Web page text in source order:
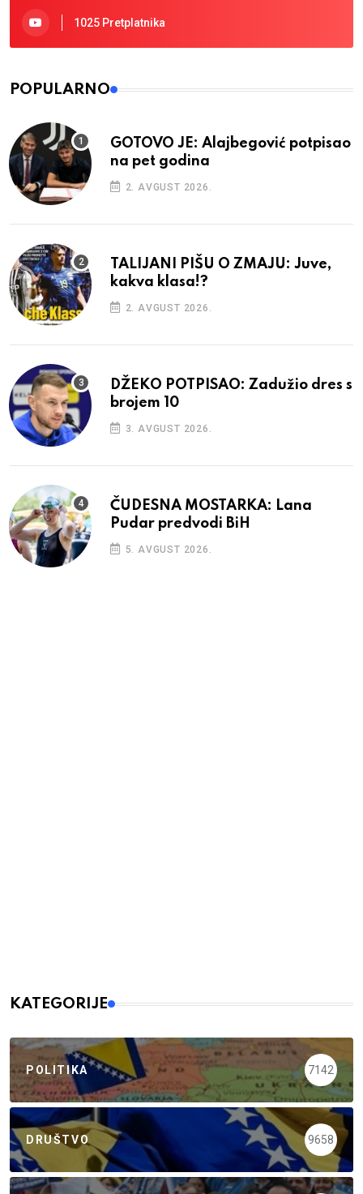
1025 Pretplatnika
POPULARNO
GOTOVO JE: Alajbegović potpisao
na pet godina
2. AVGUST 2026.
TALIJANI PIŠU O ZMAJU: Juve,
kakva klasa!?
2. AVGUST 2026.
DŽEKO POTPISAO: Zadužio dres s
brojem 10
3. AVGUST 2026.
ČUDESNA MOSTARKA: Lana
Pudar predvodi BiH
5. AVGUST 2026.
KATEGORIJE
POLITIKA 7142
DRUŠTVO 9658